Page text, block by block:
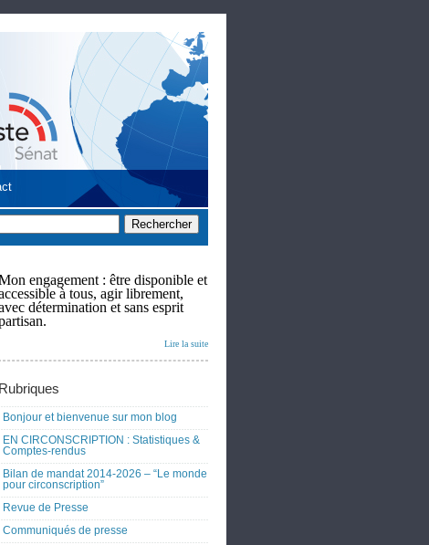
engagement : être disponible et
à tous, agir librement,
détermination et sans esprit
Lire la suite
Rubriques
Bonjour et bienvenue sur mon blog
EN CIRCONSCRIPTION : Statistiques &
Comptes-rendus
Bilan de mandat 2014-2026 – “Le monde
pour circonscription”
Revue de Presse
Communiqués de presse